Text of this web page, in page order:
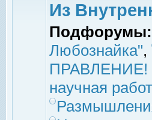
Из
Подфорумы:
Любознайка",
ПРАВЛЕНИЕ!
научная